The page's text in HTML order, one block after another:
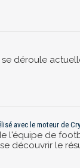
se déroule
avec le moteur de
l'équipe de
découvrir le